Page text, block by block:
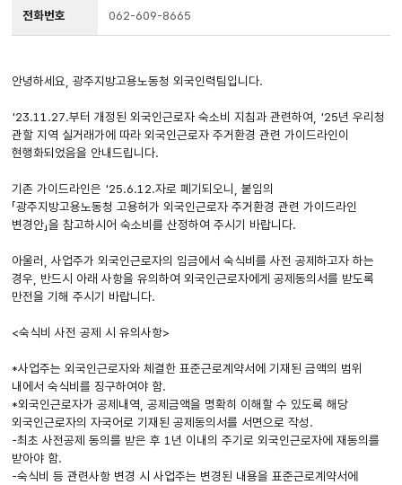
전화번호 062-609-8665
안녕하세요, 광주지방고용노동청 외국인력팀입니다.
'23.11.27.부터 개정된 외국인근로자 숙소비 지침과 관련하여, '25년 우리청
관할 지역 실거래가에 따라 외국인근로자 주거환경 관련 가이드라인이
현행화되었음을 안내드립니다.
기존 가이드라인은 '25.6.12.자로 폐기되오니, 붙임의
「광주지방고용노동청 고용허가 외국인근로자 주거환경 관련 가이드라인
변경안」을 참고하시어 숙소비를 산정하여 주시기 바랍니다.
아울러, 사업주가 외국인근로자의 임금에서 숙식비를 사전 공제하고자 하는
경우, 반드시 아래 사항을 유의하여 외국인근로자에게 공제동의서를 받도록
만전을 기해 주시기 바랍니다.
<숙식비 사전 공제 시 유의사항>
*사업주는 외국인근로자와 체결한 표준근로계약서에 기재된 금액의 범위
내에서 숙식비를 징구하여야 함.
*외국인근로자가 공제내역, 공제금액을 명확히 이해할 수 있도록 해당
외국인근로자의 자국어로 기재된 공제동의서를 서면으로 작성.
-최초 사전공제 동의를 받은 후 1년 이내의 주기로 외국인근로자에 재동의를
받아야 함.
-숙식비 등 관련사항 변경 시 사업주는 변경된 내용을 표준근로계약서에